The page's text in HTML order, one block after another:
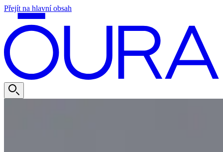
Přejít na hlavní obsah